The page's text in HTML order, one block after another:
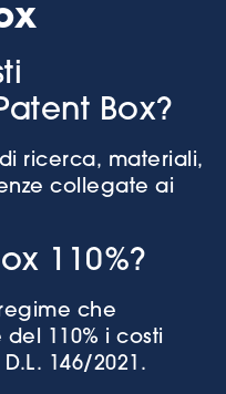
Box?
ricerca, materiali,
collegate ai
110%?
che
110% i costi
146/2021.